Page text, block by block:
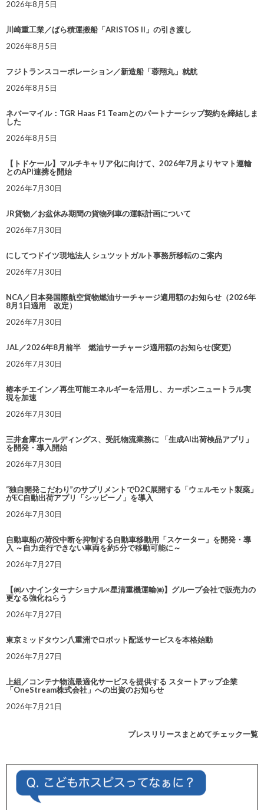
2026年8月5日
川崎重工業／ばら積運搬船「ARISTOS II」の引き渡し
2026年8月5日
フジトランスコーポレーション／新造船「蓉翔丸」就航
2026年8月5日
ネバーマイル：TGR Haas F1 Teamとのパートナーシップ契約を締結しま
した
2026年8月5日
【トドケール】マルチキャリア化に向けて、2026年7月よりヤマト運輸
とのAPI連携を開始
2026年7月30日
JR貨物／お盆休み期間の貨物列車の運転計画について
2026年7月30日
にしてつドイツ現地法人 シュツットガルト事務所移転のご案内
2026年7月30日
NCA／日本発国際航空貨物燃油サーチャージ適用額のお知らせ（2026年
8月1日適用 改定）
2026年7月30日
JAL／2026年8月前半 燃油サーチャージ適用額のお知らせ(変更)
2026年7月30日
椿本チエイン／再生可能エネルギーを活用し、カーボンニュートラル実
現を加速
2026年7月30日
三井倉庫ホールディングス、受託物流業務に 「生成AI出荷検品アプリ」
を開発・導入開始
2026年7月30日
“独自開発こだわり”のサプリメントでD2C展開する「ウェルモット製薬」
がEC自動出荷アプリ「シッピーノ」を導入
2026年7月30日
自動車船の荷役中断を抑制する自動車移動用「スケーター」を開発・導
入 ～自力走行できない車両を約5分で移動可能に～
2026年7月27日
【㈱ハナインターナショナル×星清重機運輸㈱】グループ会社で販売力の
更なる強化ねらう
2026年7月27日
東京ミッドタウン八重洲でロボット配送サービスを本格始動
2026年7月27日
上組／コンテナ物流最適化サービスを提供する スタートアップ企業
「OneStream株式会社」への出資のお知らせ
2026年7月21日
プレスリリースまとめてチェック一覧